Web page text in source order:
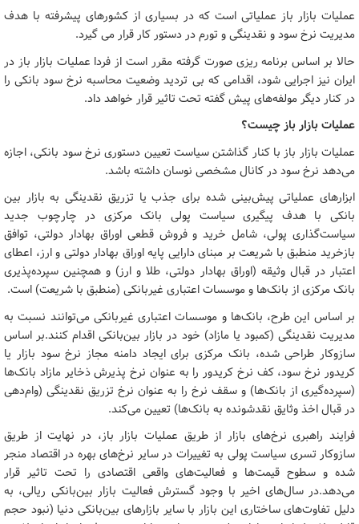
عملیات بازار باز عملیاتی است که در بسیاری از کشورهای پیشرفته با هدف
مدیریت نرخ سود و نقدینگی و تورم در دستور کار قرار می گیرد.
حالا بر اساس برنامه ریزی صورت گرفته مقرر است از فردا عملیات بازار باز در
ایران نیز اجرایی شود، اقدامی که بی تردید وضعیت محاسبه نرخ سود بانکی را
در کنار دیگر مولفه‌های پیش گفته تحت تاثیر قرار خواهد داد.
عملیات بازار باز چیست؟
عملیات بازار باز با کنار گذاشتن سیاست تعیین دستوری نرخ سود بانکی، اجازه
می‌دهد نرخ سود در کانال مشخصی نوسان داشته باشد.
ابزارهای عملیاتی پیش‌بینی شده برای جذب یا تزریق نقدینگی به بازار بین
بانکی با هدف پیگیری سیاست پولی بانک مرکزی در چارچوب جدید
سیاست‌گذاری پولی، شامل خرید و فروش قطعی اوراق بهادار دولتی، توافق
بازخرید منطبق با شریعت بر مبنای دارایی پایه اوراق بهادار دولتی و ارز، اعطای
اعتبار در قبال وثیقه (اوراق بهادار دولتی، طلا و ارز) و همچنین سپرده‌پذیری
بانک مرکزی از بانک‌ها و موسسات اعتباری غیربانکی (منطبق با شریعت) است.
بر اساس این طرح، بانک‌ها و موسسات اعتباری غیربانکی می‌توانند نسبت به
مدیریت نقدینگی (کمبود یا مازاد) خود در بازار بین‌بانکی اقدام کنند.بر اساس
سازوکار طراحی شده، بانک مرکزی برای ایجاد دامنه مجاز نرخ سود بازار یا
کریدور نرخ سود، کف نرخ کریدور را به عنوان نرخ پذیرش ذخایر مازاد بانک‌ها
(سپرده‌گیری از بانک‌ها) و سقف نرخ را به عنوان نرخ تزریق نقدینگی (وام‌دهی
در قبال اخذ وثایق نقدشونده به بانک‌ها) تعیین می‌کند.
فرایند راهبری نرخ‌های بازار از طریق عملیات بازار باز، در نهایت از طریق
سازوکار تسری سیاست پولی به تغییرات در سایر نرخ‌های بهره در اقتصاد منجر
شده و سطوح قیمت‌ها و فعالیت‌های واقعی اقتصادی را تحت تاثیر قرار
می‌دهد.در سال‌های اخیر با وجود گسترش فعالیت بازار بین‌بانکی ریالی، به
دلیل تفاوت‌های ساختاری این بازار با سایر بازارهای بین‌بانکی دنیا (نبود حجم